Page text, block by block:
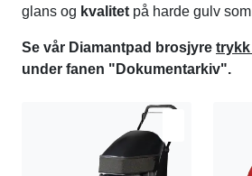
glans og kvalitet på harde gulv
Se vår Diamantpad brosjyre
under fanen "Dokumentarkiv".
Vinduspusseutstyr
Forbruksmateriell